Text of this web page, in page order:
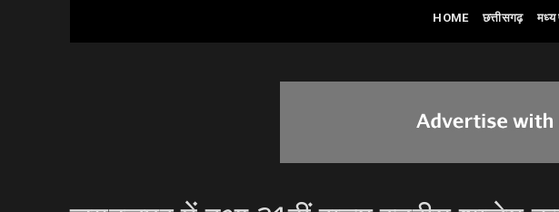
HOME छत्तीसगढ़ मध्य